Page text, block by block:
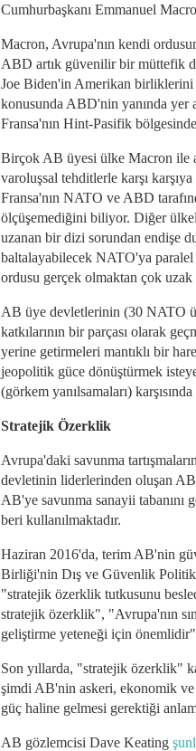
Cumhurbaşkanı Emmanuel
Macron, Avrupa'nın kendi
ABD artık güvenilir bir müttefik
Joe Biden'in Amerikan birliklerini
konusunda ABD'nin yanında yer
Fransa'nın Hint-Pasifik
Birçok AB üyesi ülke Macron ile
varoluşsal tehditlerle karşı
Fransa'nın NATO ve ABD
ölçüşemediğini biliyor. Diğer
uzanan bir dizi sorundan endişe
baltalayabilecek NATO'ya paralel
ordusu gerçek olmaktan çok
AB üye devletlerinin (30 NATO
katkılarının bir parçası olarak
yerine getirmeleri mantıklı bir
jeopolitik güce dönüştürmek
(görkem yanılsamaları)
Stratejik Özerklik
Avrupa'daki savunma
devletinin liderlerinden oluşan
AB'ye savunma sanayii tabanını
beri kullanılmaktadır.
Haziran 2016'da, terim AB'nin
Birliği'nin Dış ve Güvenlik
"stratejik özerklik tutkusunu
stratejik özerklik", "Avrupa'nın
geliştirme yeteneği için
Son yıllarda, "stratejik özerklik"
şimdi AB'nin askeri, ekonomik
güç haline gelmesi gerektiği
AB gözlemcisi Dave Keating